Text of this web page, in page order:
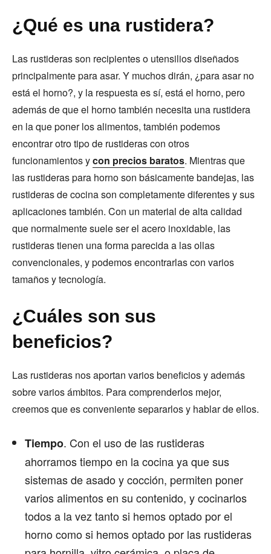
¿Qué es una rustidera?
Las rustideras son recipientes o utensilios diseñados
principalmente para asar. Y muchos dirán, ¿para asar no
está el horno?, y la respuesta es sí, está el horno, pero
además de que el horno también necesita una rustidera
en la que poner los alimentos, también podemos
encontrar otro tipo de rustideras con otros
funcionamientos ycon precios baratos. Mientras que
las rustideras para horno son básicamente bandejas, las
rustideras de cocina son completamente diferentes y sus
aplicaciones también. Con un material de alta calidad
que normalmente suele ser el acero inoxidable, las
rustideras tienen una forma parecida a las ollas
convencionales, y podemos encontrarlas con varios
tamaños y tecnología.
¿Cuáles son sus
beneficios?
Las rustideras nos aportan varios beneficios y además
sobre varios ámbitos. Para comprenderlos mejor,
creemos que es conveniente separarlos y hablar de ellos.
Tiempo. Con el uso de las rustideras
ahorramos tiempo en la cocina ya que sus
sistemas de asado y cocción, permiten poner
varios alimentos en su contenido, y cocinarlos
todos a la vez tanto si hemos optado por el
horno como si hemos optado por las rustideras